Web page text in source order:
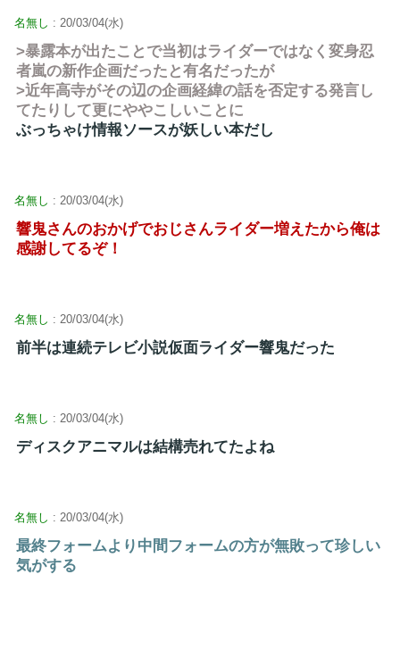
名無し : 20/03/04(水)
>暴露本が出たことで当初はライダーではなく変身忍
者嵐の新作企画だったと有名だったが
>近年高寺がその辺の企画経緯の話を否定する発言し
てたりして更にややこしいことに
ぶっちゃけ情報ソースが妖しい本だし
名無し : 20/03/04(水)
響鬼さんのおかげでおじさんライダー増えたから俺は
感謝してるぞ！
名無し : 20/03/04(水)
前半は連続テレビ小説仮面ライダー響鬼だった
名無し : 20/03/04(水)
ディスクアニマルは結構売れてたよね
名無し : 20/03/04(水)
最終フォームより中間フォームの方が無敗って珍しい
気がする